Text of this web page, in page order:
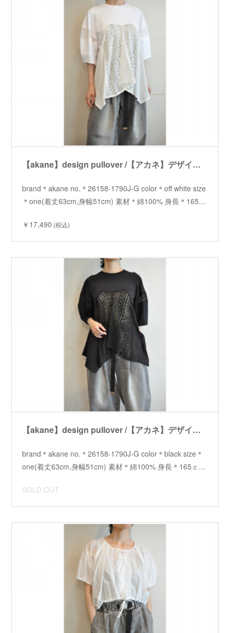
【akane】design pullover /【アカネ】デザインプルオーバー
brand＊akane no.＊26158-1790J-G color＊off white size
＊one(着丈63cm,身幅51cm) 素材＊綿100% 身長＊165…
￥17,490 (税込)
【akane】design pullover /【アカネ】デザインプルオーバー
brand＊akane no.＊26158-1790J-G color＊black size＊
one(着丈63cm,身幅51cm) 素材＊綿100% 身長＊165ｃ…
SOLD OUT